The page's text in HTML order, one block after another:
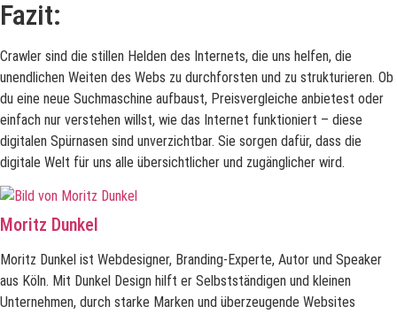
Fazit:
Crawler sind die stillen Helden des Internets, die uns helfen, die
unendlichen Weiten des Webs zu durchforsten und zu strukturieren. Ob
du eine neue Suchmaschine aufbaust, Preisvergleiche anbietest oder
einfach nur verstehen willst, wie das Internet funktioniert – diese
digitalen Spürnasen sind unverzichtbar. Sie sorgen dafür, dass die
digitale Welt für uns alle übersichtlicher und zugänglicher wird.
Moritz Dunkel
Moritz Dunkel ist Webdesigner, Branding-Experte, Autor und Speaker
aus Köln. Mit Dunkel Design hilft er Selbstständigen und kleinen
Unternehmen, durch starke Marken und überzeugende Websites